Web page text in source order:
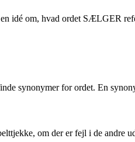
idé om, hvad ordet SÆLGER
synonymer for ordet. En
om der er fejl i de